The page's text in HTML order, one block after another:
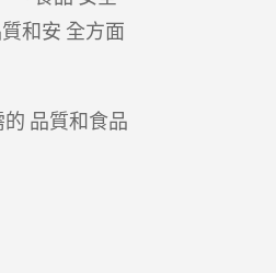
和安 全方面
品質和食品